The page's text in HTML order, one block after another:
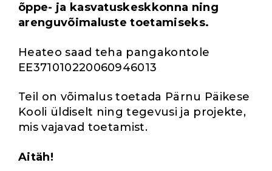
õppe- ja kasvatuskeskkonna ning
arenguvõimaluste toetamiseks.
Heateo saad teha pangakontole
EE371010220060946013
Teil on võimalus toetada Pärnu Päikese
Kooli üldiselt ning tegevusi ja projekte,
mis vajavad toetamist.
Aitäh!